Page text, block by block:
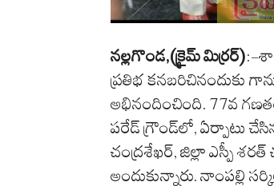
నల్లగొండ,(క్రైమ్ మిర్రర్):-
ప్రతిభ కనబరిచినందుకు
అభినందించింది. ​77వ
పరేడ్ గ్రౌండ్‌లో, ఏర్పాటు
చంద్రశేఖర్, జిల్లా ఎస్పీ
అందుకున్నారు. నాంపల్లి